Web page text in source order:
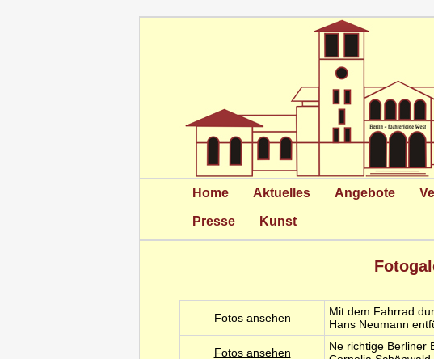
Home Aktuelles Angebote
Presse Kunst
Fotos ansehen
Mit dem Fahrrad
Hans Neumann
Fotos ansehen
Ne richtige Berliner